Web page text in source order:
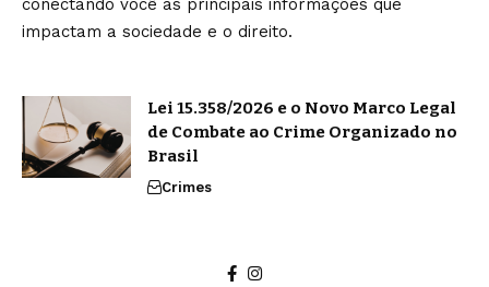
conectando você às principais informações que
impactam a sociedade e o direito.
Lei 15.358/2026 e o Novo Marco Legal
de Combate ao Crime Organizado no
Brasil
Crimes